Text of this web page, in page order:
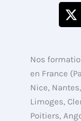
X
-
i
t
t
e
r
Nos
en France
Nice,
Limoges,
Poitiers,